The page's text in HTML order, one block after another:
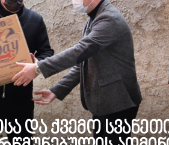
და ქვემო